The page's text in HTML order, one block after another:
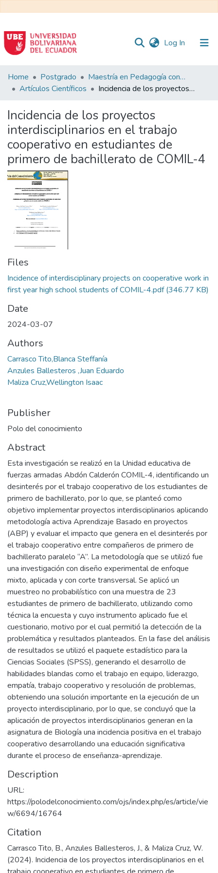
Log In (current)
Communities
&
All of DSpace
Statistics
Home Postgrado
Maestría en Pedagogía con Mención en Formación Técnica y Profesional
Artículos Científicos
Incidencia de los proyectos interdisciplinarios en el trabajo cooperativo en estudiantes de primero de bachillerato de COMIL-4
Incidencia de los proyectos
interdisciplinarios en el trabajo
cooperativo en estudiantes de
primero de bachillerato de COMIL-4
Files
Incidence of interdisciplinary projects on cooperative work in
first year high school students of COMIL-4.pdf(346.77 KB)
Date
2024-03-07
Authors
Carrasco Tito,Blanca Steffanía
Anzules Ballesteros ,Juan Eduardo
Maliza Cruz,Wellington Isaac
Publisher
Polo del conocimiento
Abstract
Esta investigación se realizó en la Unidad educativa de
fuerzas armadas Abdón Calderón COMIL-4, identificando un
desinterés por el trabajo cooperativo de los estudiantes de
primero de bachillerato, por lo que, se planteó como
objetivo implementar proyectos interdisciplinarios aplicando
metodología activa Aprendizaje Basado en proyectos
(ABP) y evaluar el impacto que genera en el desinterés por
el trabajo cooperativo entre compañeros de primero de
bachillerato paralelo “A”. La metodología que se utilizó fue
una investigación con diseño experimental de enfoque
mixto, aplicada y con corte transversal. Se aplicó un
muestreo no probabilístico con una muestra de 23
estudiantes de primero de bachillerato, utilizando como
técnica la encuesta y cuyo instrumento aplicado fue el
cuestionario, motivo por el cual permitió la detección de la
problemática y resultados planteados. En la fase del análisis
de resultados se utilizó el paquete estadístico para la
Ciencias Sociales (SPSS), generando el desarrollo de
habilidades blandas como el trabajo en equipo, liderazgo,
empatía, trabajo cooperativo y resolución de problemas,
obteniendo una solución importante en la ejecución de un
proyecto interdisciplinario, por lo que, se concluyó que la
aplicación de proyectos interdisciplinarios generan en la
asignatura de Biología una incidencia positiva en el trabajo
cooperativo desarrollando una educación significativa
durante el proceso de enseñanza-aprendizaje.
Description
URL:
https://polodelconocimiento.com/ojs/index.php/es/article/vie
w/6694/16764
Citation
Carrasco Tito, B., Anzules Ballesteros, J., & Maliza Cruz, W.
(2024). Incidencia de los proyectos interdisciplinarios en el